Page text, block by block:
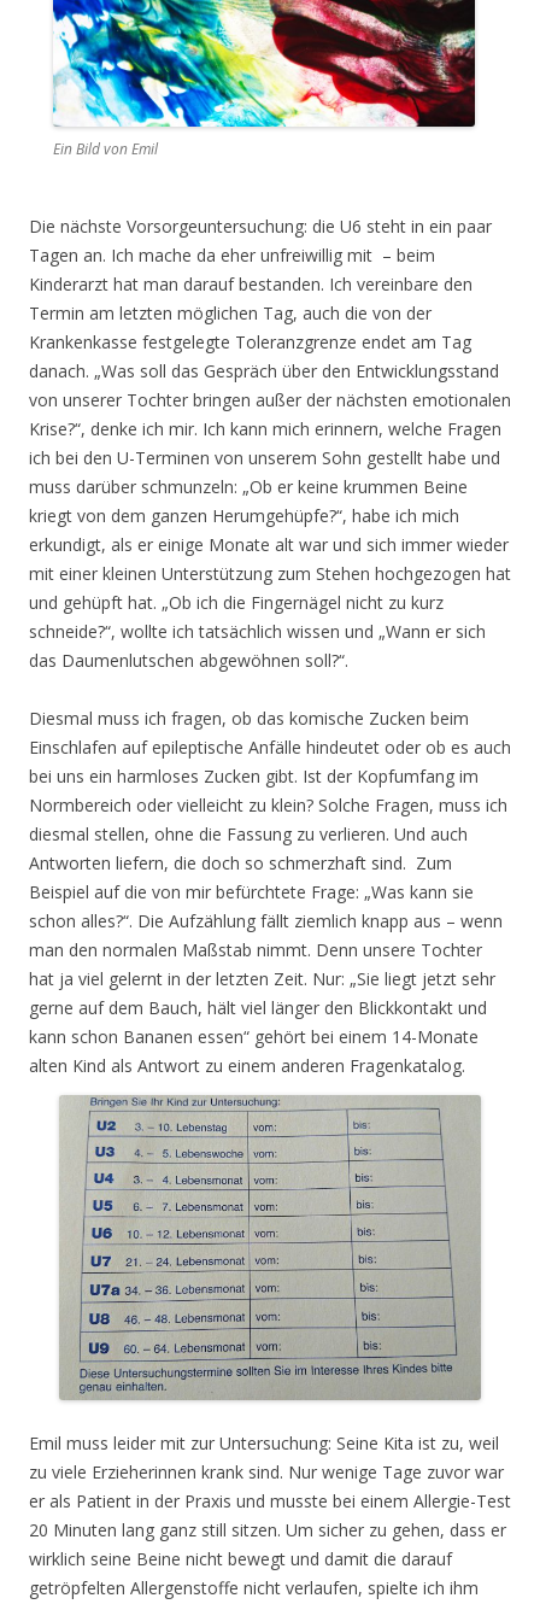
Ein Bild von Emil
Die nächste Vorsorgeuntersuchung: die U6 steht in ein paar
Tagen an. Ich mache da eher unfreiwillig mit – beim
Kinderarzt hat man darauf bestanden. Ich vereinbare den
Termin am letzten möglichen Tag, auch die von der
Krankenkasse festgelegte Toleranzgrenze endet am Tag
danach. „Was soll das Gespräch über den Entwicklungsstand
von unserer Tochter bringen außer der nächsten emotionalen
Krise?“, denke ich mir. Ich kann mich erinnern, welche Fragen
ich bei den U-Terminen von unserem Sohn gestellt habe und
muss darüber schmunzeln: „Ob er keine krummen Beine
kriegt von dem ganzen Herumgehüpfe?“, habe ich mich
erkundigt, als er einige Monate alt war und sich immer wieder
mit einer kleinen Unterstützung zum Stehen hochgezogen hat
und gehüpft hat. „Ob ich die Fingernägel nicht zu kurz
schneide?“, wollte ich tatsächlich wissen und „Wann er sich
das Daumenlutschen abgewöhnen soll?“.
Diesmal muss ich fragen, ob das komische Zucken beim
Einschlafen auf epileptische Anfälle hindeutet oder ob es auch
bei uns ein harmloses Zucken gibt. Ist der Kopfumfang im
Normbereich oder vielleicht zu klein? Solche Fragen, muss ich
diesmal stellen, ohne die Fassung zu verlieren. Und auch
Antworten liefern, die doch so schmerzhaft sind. Zum
Beispiel auf die von mir befürchtete Frage: „Was kann sie
schon alles?“. Die Aufzählung fällt ziemlich knapp aus – wenn
man den normalen Maßstab nimmt. Denn unsere Tochter
hat ja viel gelernt in der letzten Zeit. Nur: „Sie liegt jetzt sehr
gerne auf dem Bauch, hält viel länger den Blickkontakt und
kann schon Bananen essen“ gehört bei einem 14-Monate
alten Kind als Antwort zu einem anderen Fragenkatalog.
Emil muss leider mit zur Untersuchung: Seine Kita ist zu, weil
zu viele Erzieherinnen krank sind. Nur wenige Tage zuvor war
er als Patient in der Praxis und musste bei einem Allergie-Test
20 Minuten lang ganz still sitzen. Um sicher zu gehen, dass er
wirklich seine Beine nicht bewegt und damit die darauf
getröpfelten Allergenstoffe nicht verlaufen, spielte ich ihm